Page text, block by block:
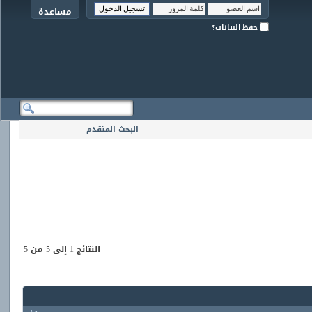
مساعدة
حفظ البيانات؟
البحث المتقدم
النتائج 1 إلى 5 من 5